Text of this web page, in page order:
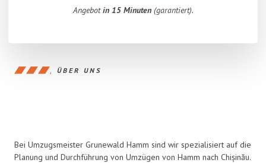
Angebotin 15 Minuten(garantiert).
ÜBER UNS
Bei Umzugsmeister Grunewald Hamm sind wir spezialisiert auf die
Planung und Durchführung von Umzügen von Hamm nach Chișinău.